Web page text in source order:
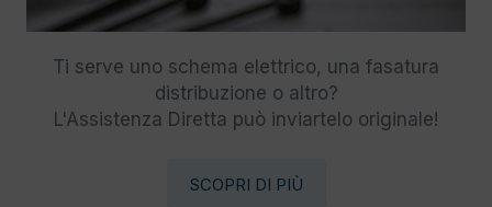
Ti serve uno schema elettrico, una fasatura
distribuzione o altro?
L'Assistenza Diretta può inviartelo originale!
SCOPRI DI PIÙ